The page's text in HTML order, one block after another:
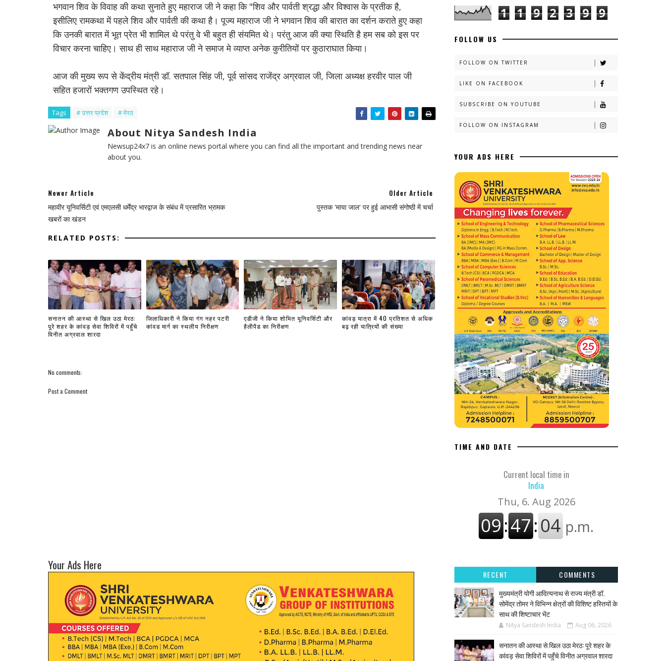
भगवान शिव के विवाह की कथा सुनाते हुए महाराज जी ने कहा कि "शिव और पार्वती श्रद्धा और विश्वास के प्रतीक है,
इसीलिए रामकथा में पहले शिव और पार्वती की कथा है। पूज्य महाराज जी ने भगवान शिव की बारात का दर्शन कराते हुए कहा
कि उनकी बारात में भूत प्रेत भी शामिल थे परंतु वे भी बहुत ही संयमित थे। परंतु आज की क्या स्थिति है हम सब को इस पर
विचार करना चाहिए। साथ ही साथ महाराज जी ने समाज मे व्याप्त अनेक कुरीतियों पर कुठाराघात किया।
आज की मुख्य रूप से केंद्रीय मंत्री डॉ. सतपाल सिंह जी, पूर्व सांसद राजेंद्र अग्रवाल जी, जिला अध्यक्ष हरवीर पाल जी
सहित हजारों भक्तगण उपस्थित रहे।
Tags # उत्तर प्रदेश # मेरठ
About Nitya Sandesh India
Newsup24x7 is an online news portal where you can find all the important and trending news near
about you.
Newer Article
महावीर यूनिवर्सिटी एवं एमएलसी धर्मेंद्र भारद्वाज के संबंध में प्रसारित भ्रामक
खबरों का खंडन
Older Article
पुस्तक 'माया जाल' पर हुई आभासी संगोष्ठी में चर्चा
RELATED POSTS:
सनातन की आस्था से खिल उठा मेरठ:
पूरे शहर के कांवड़ सेवा शिविरों में पहुँचे
विनीत अग्रवाल शारदा
जिलाधिकारी ने किया गंग नहर पटरी
कांवड मार्ग का स्थलीय निरीक्षण
एडीजी ने किया शोभित यूनिवर्सिटी और
हैलीपैड का निरीक्षण
कांवड़ यात्रा में 40 प्रतिशत से अधिक
बढ़ रही यात्रियों की संख्या
No comments:
Post a Comment
Your Ads Here
1 1 9 2 3 9 9
FOLLOW US
FOLLOW ON TWITTER
LIKE ON FACEBOOK
SUBSCRIBE ON YOUTUBE
FOLLOW ON INSTAGRAM
YOUR ADS HERE
TIME AND DATE
Current local time in
India
RECENT
COMMENTS
मुख्यमंत्री योगी आदित्यनाथ से राज्य मंत्री डॉ.
सोमेंद्र तोमर ने विभिन्न क्षेत्रों की विशिष्ट हस्तियों के
साथ की शिष्टाचार भेंट
Nitya Sandesh India Aug 06, 2026
सनातन की आस्था से खिल उठा मेरठ: पूरे शहर के
कांवड़ सेवा शिविरों में पहुँचे विनीत अग्रवाल शारदा